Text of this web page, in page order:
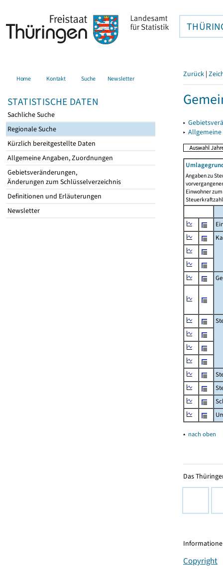
Home Kontakt Suche Newsletter
STATISTISCHE DATEN
Sachliche Suche
Regionale Suche
Kürzlich bereitgestellte Daten
Allgemeine Angaben, Zuordnungen
Gebietsveränderungen,
Änderungen zum Schlüsselverzeichnis
Definitionen und Erläuterungen
Newsletter
Zurück |
▸
▸
Angaben zu
Einwohner
▴ nach oben
Das
Copyright